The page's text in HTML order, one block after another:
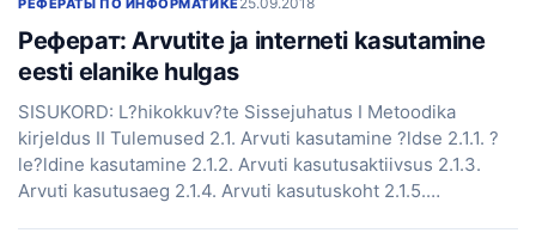
РЕФЕРАТЫ ПО ИНФОРМАТИКЕ
Реферат: Arvutite ja interneti kasutamine
eesti elanike hulgas
SISUKORD: L?hikokkuv?te Sissejuhatus I Metoodika
kirjeldus II Tulemused 2.1. Arvuti kasutamine ?ldse 2.1.1. ?
le?ldine kasutamine 2.1.2. Arvuti kasutusaktiivsus 2.1.3.
Arvuti kasutusaeg 2.1.4. Arvuti kasutuskoht 2.1.5.…